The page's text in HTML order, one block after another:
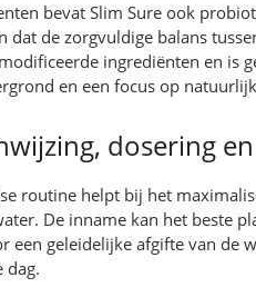
bevat Slim Sure ook
dat de zorgvuldige balans
ingrediënten en is
en een focus op
dosering
routine helpt bij het
De inname kan het beste
een geleidelijke afgifte van de
dag.